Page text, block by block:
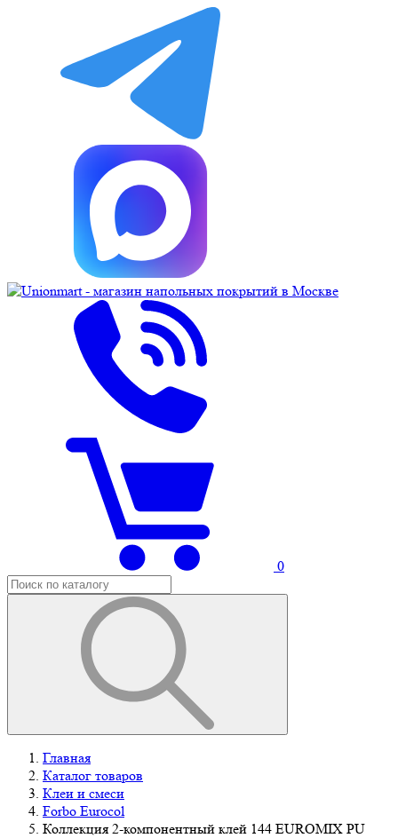
0
Главная
Каталог товаров
Клеи и смеси
Forbo Eurocol
Коллекция 2-компонентный клей 144 EUROMIX PU